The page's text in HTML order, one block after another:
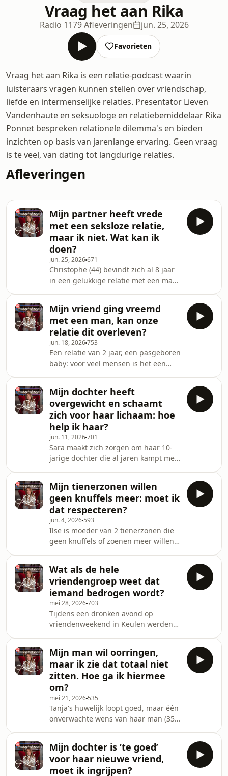
Vraag het aan Rika
Radio 1179 Afleveringen jun. 25, 2026
Favorieten
Vraag het aan Rika is een relatie-podcast waarin
luisteraars vragen kunnen stellen over vriendschap,
liefde en intermenselijke relaties. Presentator Lieven
Vandenhaute en seksuologe en relatiebemiddelaar Rika
Ponnet bespreken relationele dilemma's en bieden
inzichten op basis van jarenlange ervaring. Geen vraag
is te veel, van dating tot langdurige relaties.
Afleveringen
Mijn partner heeft vrede
met een seksloze relatie,
maar ik niet. Wat kan ik
doen?
jun. 25, 2026671
Christophe (44) bevindt zich al 8 jaar
in een gelukkige relatie met een man.
loopt het mis. Hij hunkert naar fysieke
intimiteit, maar zijn partner lijkt vrede
te nemen met een relatie zonder seks.
Hoe kan hij de vlam weer
aanwakkeren? Relatiedeskundige Rika
Ponnet geeft advies. Zelf een vraag
voor Rika? Mail naar nieuwefeiten@ra
Mijn vriend ging vreemd
met een man, kan onze
relatie dit overleven?
jun. 18, 2026753
Een relatie van 2 jaar, een pasgeboren
baby: voor veel mensen is het een
nachtmerrie toen ze ontdekte dat
haar vriend 2 weken voor de bevalling
vreemdging met een man. Heeft hun
relatie nog toekomst?
Relatiedeskundige Rika Ponnet geeft
advies.
Mijn dochter heeft
overgewicht en schaamt
zich voor haar lichaam: hoe
help ik haar?
jun. 11, 2026701
Sara maakt zich zorgen om haar 10-
jarige dochter die al jaren kampt met
Sara wil haar dochter meegeven dat
haar waarde niet afhangt van haar
gewicht, maar vraagt zich af hoe ze
dat moet aanpakken.
Relatiedeskundige Rika Ponnet geeft
advies. Heb jij een vraag voor Rika?
Mail naar nieuwefeiten@radio1.be.
Namen worden altijd veranderd.
Mijn tienerzonen willen
geen knuffels meer: moet ik
dat respecteren?
jun. 4, 2026 593
Ilse is moeder van 2 tienerzonen die
geen knuffels of zoenen meer willen.
voordelen van lichamelijk contact
ontneemt. Relatiedeskundige Rika
Ponnet geeft advies.
Wat als de hele
vriendengroep weet dat
iemand bedrogen wordt?
mei 28, 2026703
Tijdens een dronken avond op
vriendenweekend in Keulen werden
intieme situatie op het toilet van een
café. De hele vriendengroep weet het
ondertussen, behalve zijn vrouw. Carl
vraagt zich af of ze haar de waarheid
moeten vertellen. Relatiedeskundige
Rika Ponnet geeft advies. Wil je zelf
een vraag aan Rika Ponnet
voorleggen? Ma
Mijn man wil oorringen,
maar ik zie dat totaal niet
zitten. Hoe ga ik hiermee
om?
mei 21, 2026 535
Tanja's huwelijk loopt goed, maar één
onverwachte wens van haar man (35)
hem lijkt het belangrijk, maar voor
haar roept het weerstand,
onzekerheid en angst op.
Mijn dochter is ‘te goed’
voor haar nieuwe vriend,
moet ik ingrijpen?